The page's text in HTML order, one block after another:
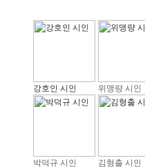
강호인 시인 위맹량 시인
박덕규 시인 김형출 시인